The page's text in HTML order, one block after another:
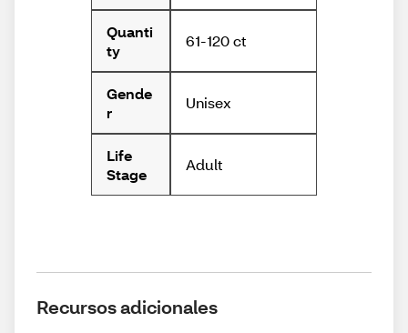
Quanti
ty
61-120 ct
Gende
r
Unisex
Life
Stage
Adult
Recursos adicionales